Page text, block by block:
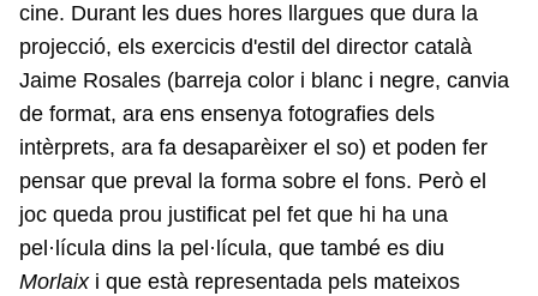
cine. Durant les dues hores llargues que dura la
projecció, els exercicis d'estil del director català
Jaime Rosales (barreja color i blanc i negre, canvia
de format, ara ens ensenya fotografies dels
intèrprets, ara fa desaparèixer el so) et poden fer
pensar que preval la forma sobre el fons. Però el
joc queda prou justificat pel fet que hi ha una
pel·lícula dins la pel·lícula, que també es diu
Morlaixi que està representada pels mateixos